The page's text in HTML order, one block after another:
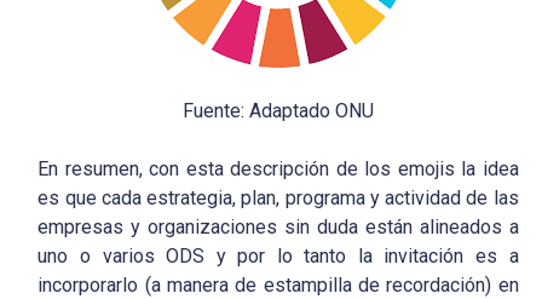
Fuente: Adaptado ONU
En resumen, con esta descripción de los emojis la idea
es que cada estrategia, plan, programa y actividad de las
empresas y organizaciones sin duda están alineados a
uno o varios ODS y por lo tanto la invitación es a
incorporarlo (a manera de estampilla de recordación) en